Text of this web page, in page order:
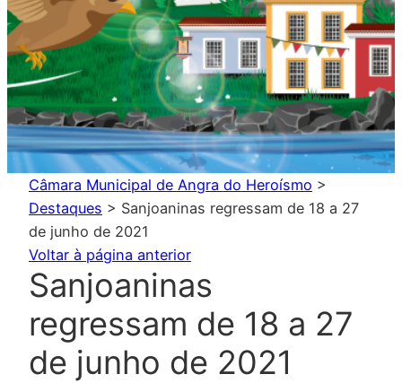
Câmara Municipal de Angra do Heroísmo >
Destaques > Sanjoaninas regressam de 18 a 27
de junho de 2021
Voltar à página anterior
Sanjoaninas
regressam de 18 a 27
de junho de 2021